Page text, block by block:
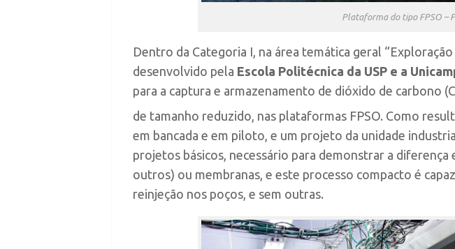
Plataforma do tipo FPSO –
Dentro da Categoria I, na área temática geral
desenvolvido pela Escola Politécnica da USP e a
para a captura e armazenamento de dióxido de carbono
de tamanho reduzido, nas plataformas FPSO. Como
em bancada e em piloto, e um projeto da unidade
projetos básicos, necessário para demonstrar a
outros) ou membranas, e este processo compacto é
reinjeção nos poços, e sem outras.